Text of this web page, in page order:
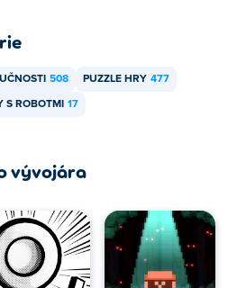
a tablety.
508 PUZZLE HRY 477
S ROBOTMI 17
vývojára